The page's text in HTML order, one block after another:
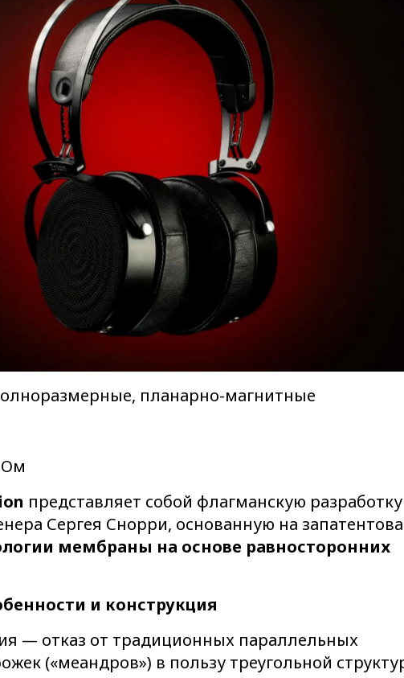
планарно-магнитные
Ом
представляет собой флагманскую разработку
Сергея Снорри, основанную на
мембраны на основе равносторонних
и конструкция
— отказ от традиционных параллельных
(«меандров») в пользу треугольной